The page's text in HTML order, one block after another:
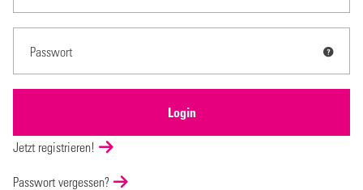
Jetzt registrieren!
Passwort vergessen?